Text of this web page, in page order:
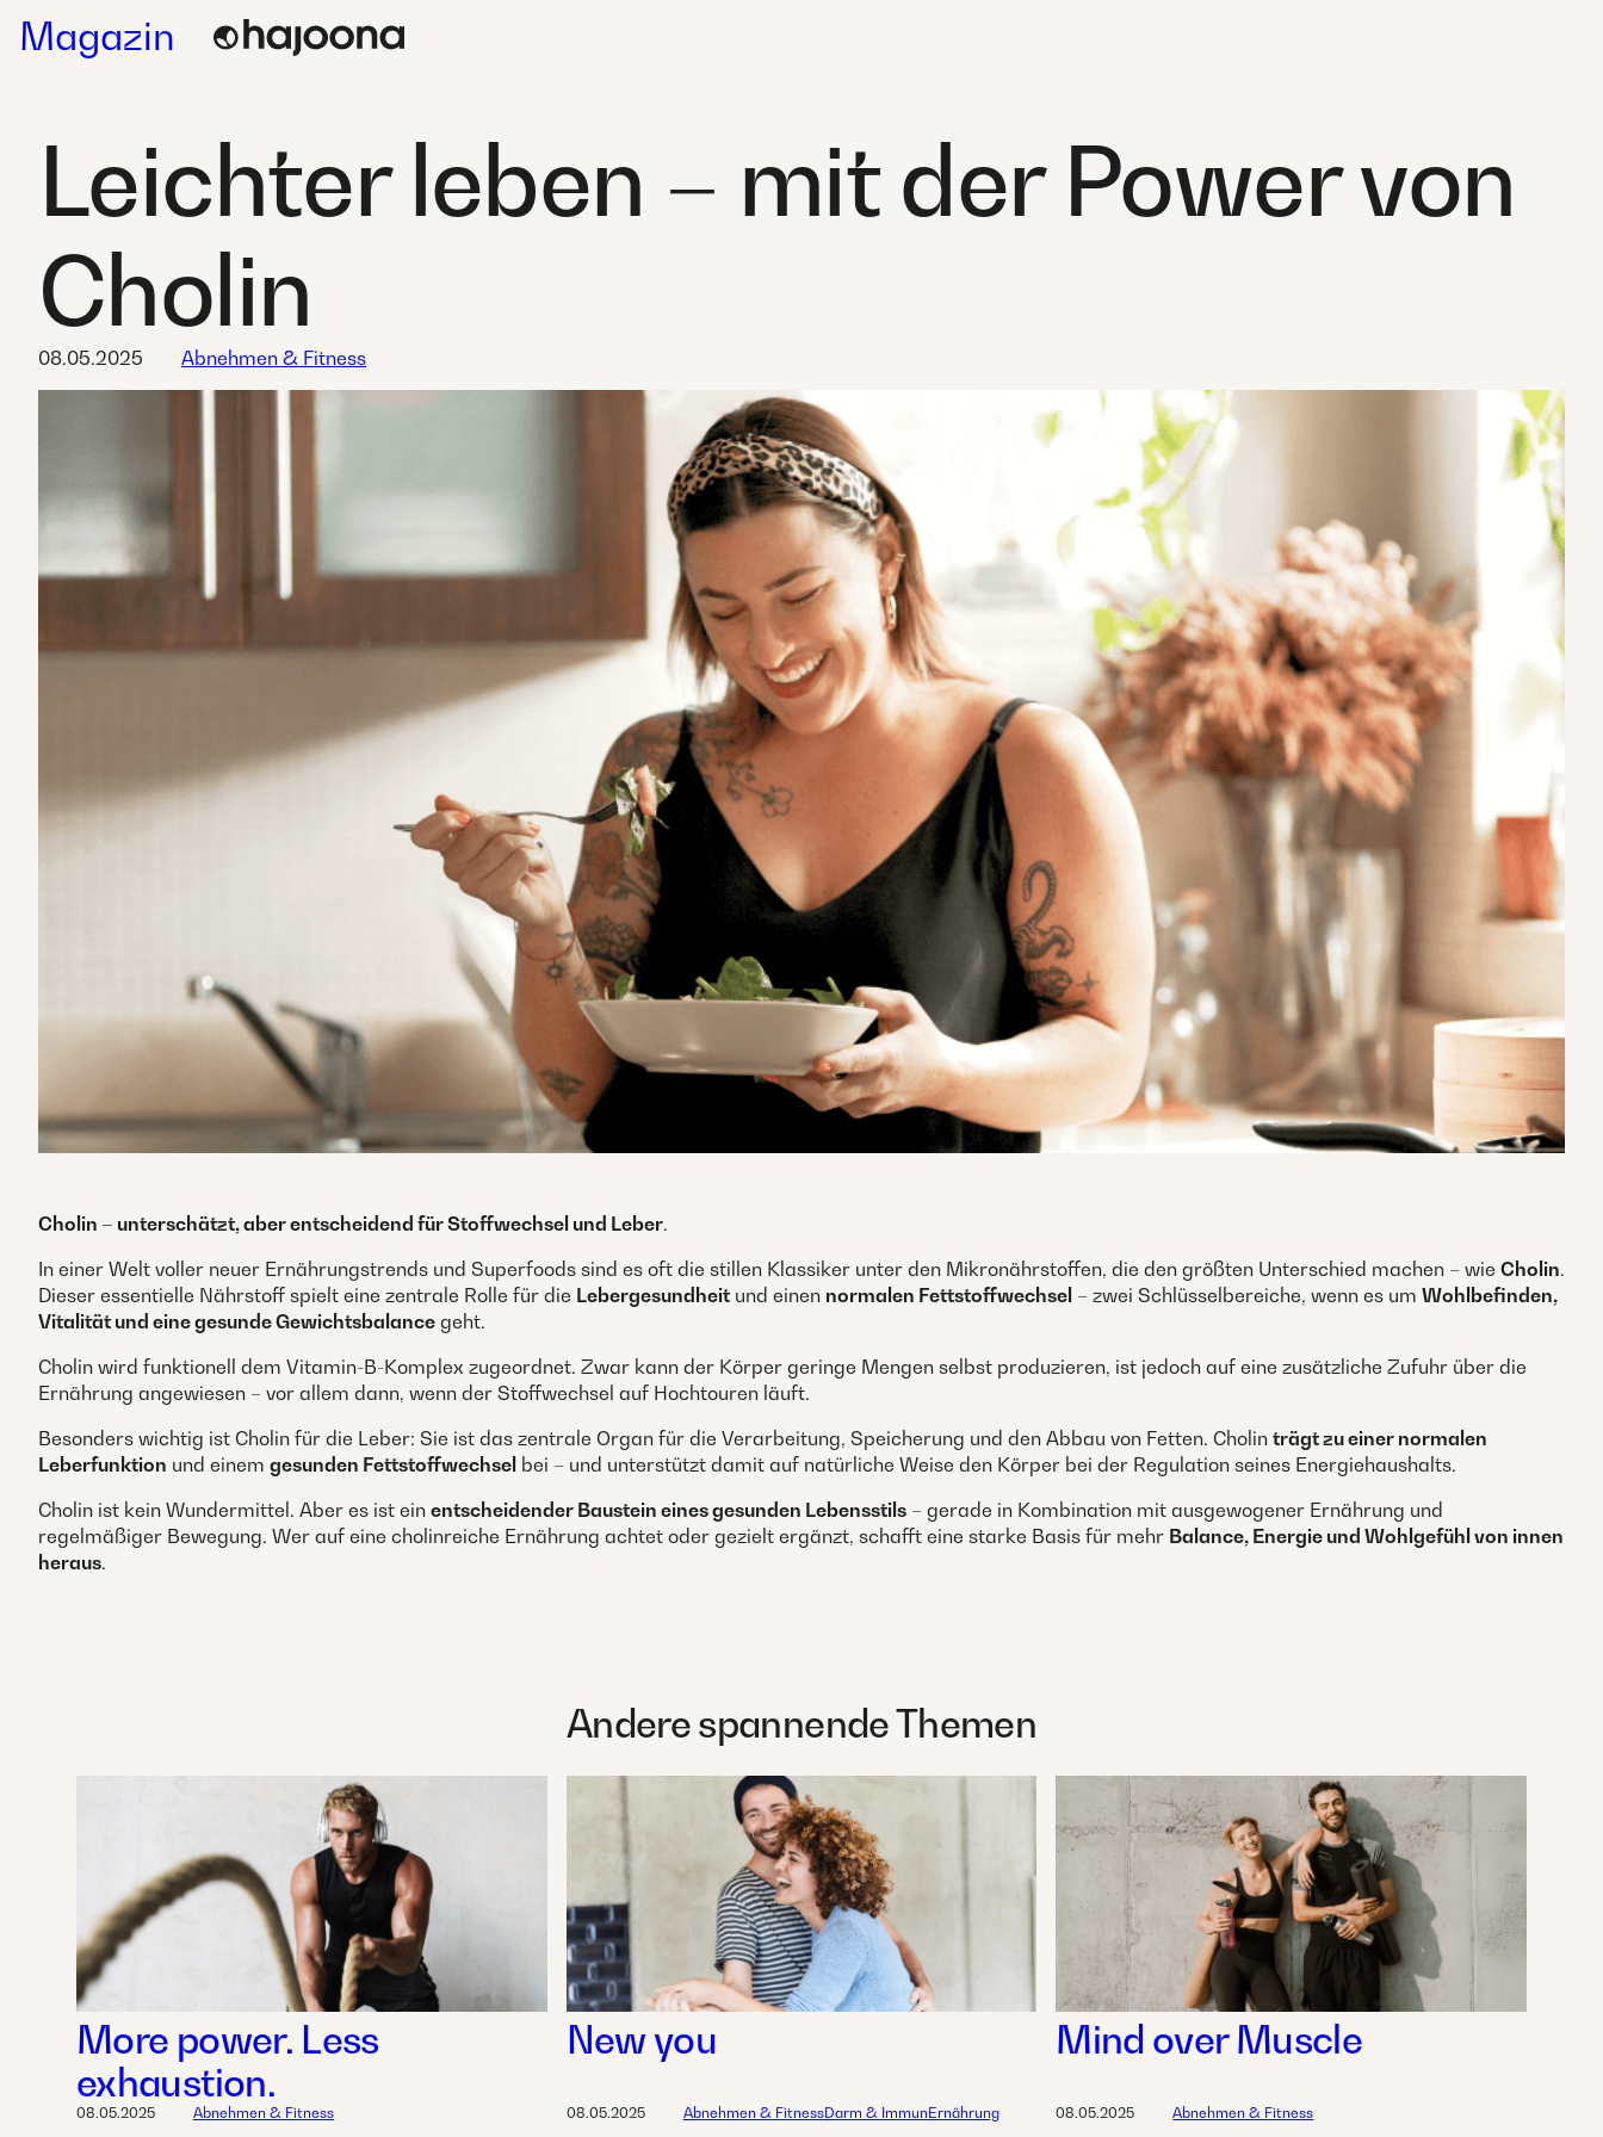
Magazin
Abnehmen & Fitness
Leichter leben – mit der Power von
Cholin
08.05.2025
Cholin – unterschätzt, aber entscheidend für Stoffwechsel und Leber.
In einer Welt voller neuer Ernährungstrends und Superfoods sind es oft die stillen Klassiker unter den Mikronährstoffen, die den größten Unterschied machen – wie Cholin.
Dieser essentielle Nährstoff spielt eine zentrale Rolle für die Lebergesundheit und einen normalen Fettstoffwechsel – zwei Schlüsselbereiche, wenn es um Wohlbefinden,
Vitalität und eine gesunde Gewichtsbalance geht.
Cholin wird funktionell dem Vitamin-B-Komplex zugeordnet. Zwar kann der Körper geringe Mengen selbst produzieren, ist jedoch auf eine zusätzliche Zufuhr über die
Ernährung angewiesen – vor allem dann, wenn der Stoffwechsel auf Hochtouren läuft.
Besonders wichtig ist Cholin für die Leber: Sie ist das zentrale Organ für die Verarbeitung, Speicherung und den Abbau von Fetten. Cholin trägt zu einer normalen
Leberfunktion und einem gesunden Fettstoffwechsel bei – und unterstützt damit auf natürliche Weise den Körper bei der Regulation seines Energiehaushalts.
Cholin ist kein Wundermittel. Aber es ist ein entscheidender Baustein eines gesunden Lebensstils – gerade in Kombination mit ausgewogener Ernährung und
regelmäßiger Bewegung. Wer auf eine cholinreiche Ernährung achtet oder gezielt ergänzt, schafft eine starke Basis für mehr Balance, Energie und Wohlgefühl von innen
heraus.
Andere spannende Themen
08.05.2025
More power. Less
exhaustion.
Abnehmen & Fitness 08.05.2025
New you
Abnehmen & FitnessDarm & ImmunErnährung 08.05.2025
Mind over Muscle
Abnehmen & Fitness